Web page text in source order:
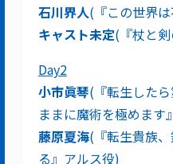
石川界人(『この世界
キャスト未定(『杖と
Day2
小市眞琴(『転生した
ままに魔術を極めます
藤原夏海(『転生貴族
る』アルス役)